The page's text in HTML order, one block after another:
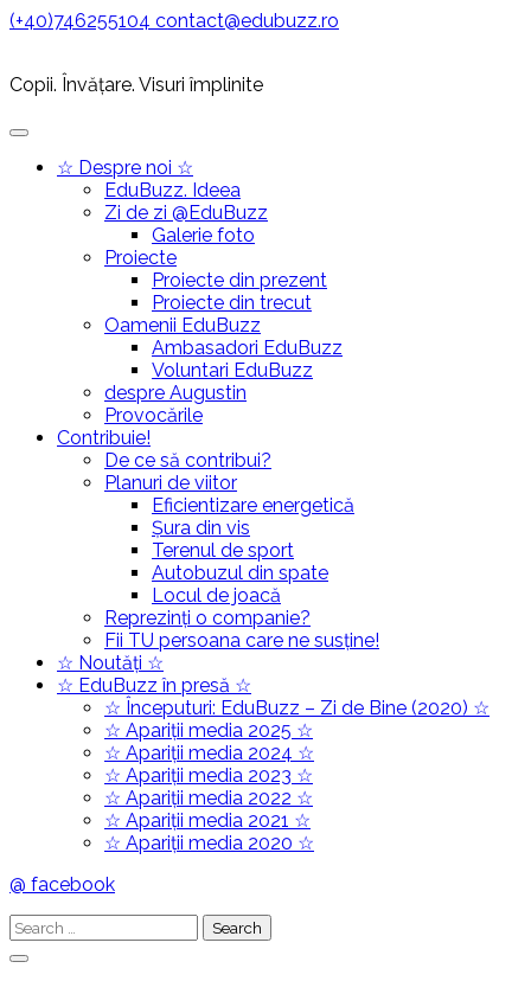
Skip
(+40)746255104 contact@edubuzz.ro
Copii. Învățare. Visuri împlinite
Primary
☆ Despre noi ☆
EduBuzz. Ideea
Zi de zi @EduBuzz
Galerie foto
Proiecte
Proiecte din prezent
Proiecte din trecut
Oamenii EduBuzz
Ambasadori EduBuzz
Voluntari EduBuzz
despre Augustin
Provocările
Contribuie!
De ce să contribui?
Planuri de viitor
Eficientizare energetică
Șura din vis
Terenul de sport
Autobuzul din spate
Locul de joacă
Reprezinți o companie?
Fii TU persoana care ne susține!
☆ Noutăți ☆
☆ EduBuzz în presă ☆
☆ Începuturi: EduBuzz – Zi de Bine (2020) ☆
☆ Apariții media 2025 ☆
☆ Apariții media 2024 ☆
☆ Apariții media 2023 ☆
☆ Apariții media 2022 ☆
☆ Apariții media 2021 ☆
☆ Apariții media 2020 ☆
@ facebook
Search
for: